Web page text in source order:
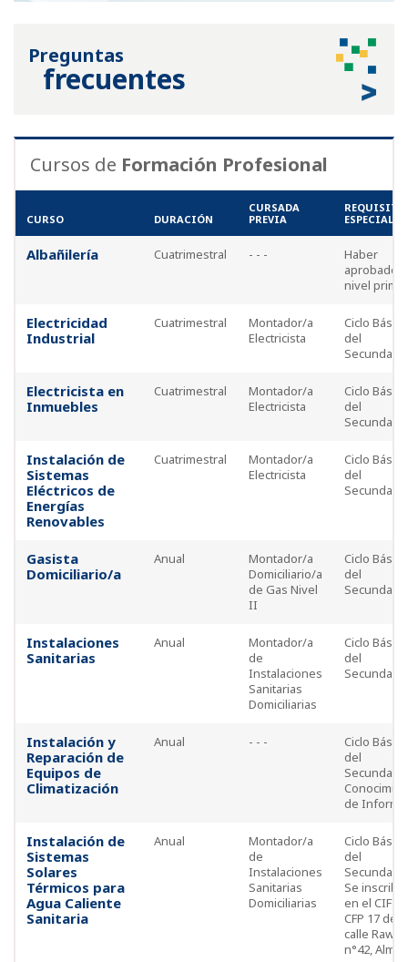
Preguntas
frecuentes
Cursos de Formación Profesional
CURSO DURACIÓN
CURSADA
PREVIA
ESPECIALES
Albañilería Cuatrimestral - - -
Haber
aprobado
nivel
Electricidad
Industrial
Cuatrimestral
Montador/a
Electricista
Ciclo Básico
del
Secundario
Electricista en
Inmuebles
Cuatrimestral
Montador/a
Electricista
Ciclo Básico
del
Secundario
Instalación de
Sistemas
Eléctricos de
Energías
Renovables
Cuatrimestral
Montador/a
Electricista
Ciclo Básico
del
Secundario
Gasista
Domiciliario/a
Anual
Montador/a
Domiciliario/a
de Gas Nivel
II
Ciclo Básico
del
Secundario
Instalaciones
Sanitarias
Anual
Montador/a
de
Instalaciones
Sanitarias
Domiciliarias
Ciclo Básico
del
Secundario
Instalación y
Reparación de
Equipos de
Climatización
Anual - - -
Ciclo Básico
del
Secundario
de
Instalación de
Sistemas
Solares
Térmicos para
Agua Caliente
Sanitaria
Anual
Montador/a
de
Instalaciones
Sanitarias
Domiciliarias
Ciclo Básico
del
Se
en el CIFIC-
CFP 17 de la
calle
n°42,